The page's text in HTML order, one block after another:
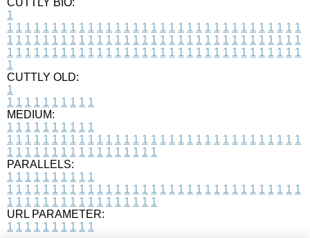
1
1 1 1 1 1 1 1 1 1 1 1 1 1 1 1 1 1 1 1 1 1 1 1 1 1 1 1 1 1 1 1 1 1
1 1 1 1 1 1 1 1 1 1 1 1 1 1 1 1 1 1 1 1 1 1 1 1 1 1 1 1 1 1 1 1 1
1 1 1 1 1 1 1 1 1 1 1 1 1 1 1 1 1 1 1 1 1 1 1 1 1 1 1 1 1 1 1 1 1
1
CUTTLY OLD:
1
1 1 1 1 1 1 1 1 1 1
MEDIUM:
1 1 1 1 1 1 1 1 1 1
1 1 1 1 1 1 1 1 1 1 1 1 1 1 1 1 1 1 1 1 1 1 1 1 1 1 1 1 1 1 1 1 1
1 1 1 1 1 1 1 1 1 1 1 1 1 1 1 1 1
PARALLELS:
1 1 1 1 1 1 1 1 1 1
1 1 1 1 1 1 1 1 1 1 1 1 1 1 1 1 1 1 1 1 1 1 1 1 1 1 1 1 1 1 1 1 1
1 1 1 1 1 1 1 1 1 1 1 1 1 1 1 1 1
URL PARAMETER:
1 1 1 1 1 1 1 1 1 1